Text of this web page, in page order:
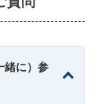
緒に）参